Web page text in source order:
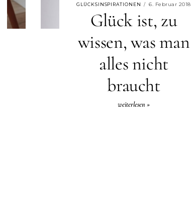
GLÜCKSINSPIRATIONEN / 6. Februar 2018
Glück ist, zu
wissen, was man
alles nicht
braucht
weiterlesen »